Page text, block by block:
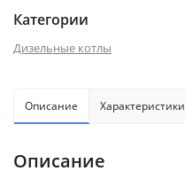
Категории
Дизельные котлы
Описание Характеристики
Описание